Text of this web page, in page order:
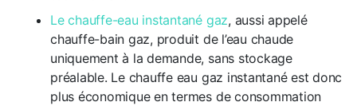
Le chauffe-eau instantané gaz, aussi appelé
chauffe-bain gaz, produit de l’eau chaude
uniquement à la demande, sans stockage
préalable. Le chauffe eau gaz instantané est donc
plus économique en termes de consommation